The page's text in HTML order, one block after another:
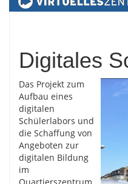
Digitales
Das Projekt zum
Aufbau eines
digitalen
Schülerlabors und
die Schaffung von
Angeboten zur
digitalen Bildung
im
Quartierszentrum